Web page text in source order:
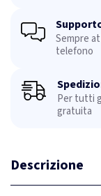
Sempre
telefono
Per tutti
gratuita
Descrizione